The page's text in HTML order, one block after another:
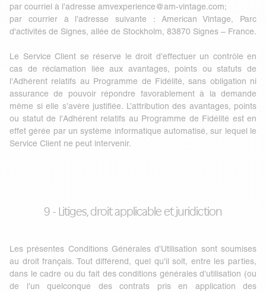
par courriel à l’adresse amvexperience@am-vintage.com;
par courrier à l’adresse suivante : American Vintage, Parc
d'activités de Signes, allée de Stockholm, 83870 Signes – France.
Le Service Client se réserve le droit d’effectuer un contrôle en
cas de réclamation liée aux avantages, points ou statuts de
l’Adhérent relatifs au Programme de Fidélité, sans obligation ni
assurance de pouvoir répondre favorablement à la demande
même si elle s’avère justifiée. L’attribution des avantages, points
ou statut de l’Adhérent relatifs au Programme de Fidélité est en
effet gérée par un système informatique automatisé, sur lequel le
Service Client ne peut intervenir.
9 - Litiges, droit applicable et juridiction
Les présentes Conditions Générales d’Utilisation sont soumises
au droit français. Tout différend, quel qu’il soit, entre les parties,
dans le cadre ou du fait des conditions générales d’utilisation (ou
de l’un quelconque des contrats pris en application des